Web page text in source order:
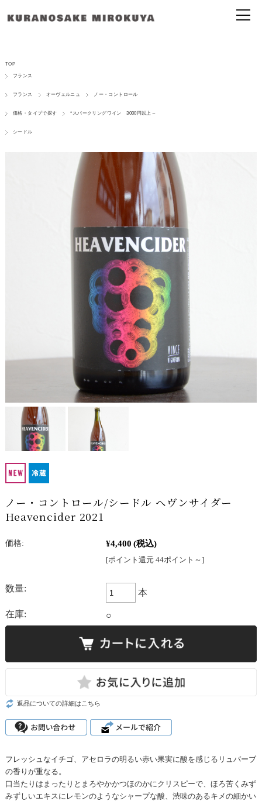
TOP
フランス
フランス オーヴェルニュ ノー・コントロール
価格・タイプで探す *スパークリングワイン 3000円以上～
シードル
ノー・コントロール/シードル ヘヴンサイダー
Heavencider 2021
価格: ¥4,400 (税込)
[ポイント還元 44ポイント～]
数量: 本
在庫: ○
返品についての詳細はこちら
フレッシュなイチゴ、アセロラの明るい赤い果実に酸を感じるリュバーブ
の香りが重なる。
口当たりはまったりとまろやかかつほのかにクリスピーで、ほろ苦くみず
みずしいエキスにレモンのようなシャープな酸、渋味のあるキメの細かい